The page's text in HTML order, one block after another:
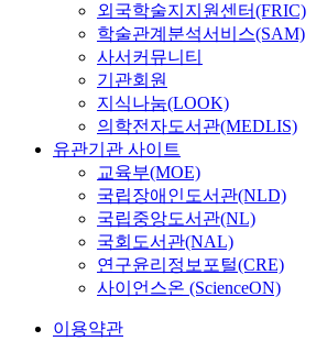
외국학술지지원센터(FRIC)
학술관계분석서비스(SAM)
사서커뮤니티
기관회원
지식나눔(LOOK)
의학전자도서관(MEDLIS)
유관기관 사이트
교육부(MOE)
국립장애인도서관(NLD)
국립중앙도서관(NL)
국회도서관(NAL)
연구윤리정보포털(CRE)
사이언스온 (ScienceON)
이용약관